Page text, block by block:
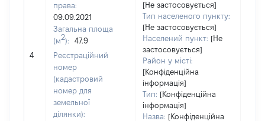
4
права:
09.09.2021
Загальна площа
(м2):
47.9
Реєстраційний
номер
(кадастровий
номер для
земельної
ділянки):
[Не застосовується]
Тип населеного пункту:
[Не застосовується]
Населений пункт: [Не
застосовується]
Район у місті:
[Конфіденційна
інформація]
Тип: [Конфіденційна
інформація]
Назва: [Конфіденційна